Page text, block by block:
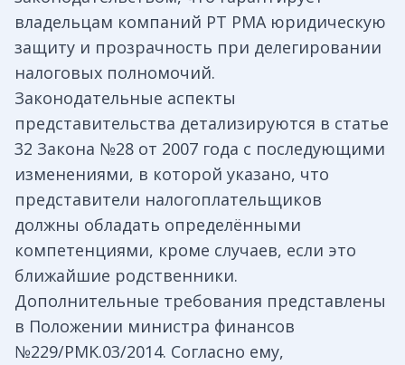
владельцам компаний PT PMA юридическую
защиту и прозрачность при делегировании
налоговых полномочий.
Законодательные аспекты
представительства детализируются в статье
32 Закона №28 от 2007 года с последующими
изменениями, в которой указано, что
представители налогоплательщиков
должны обладать определёнными
компетенциями, кроме случаев, если это
ближайшие родственники.
Дополнительные требования представлены
в Положении министра финансов
№229/PMK.03/2014. Согласно ему,